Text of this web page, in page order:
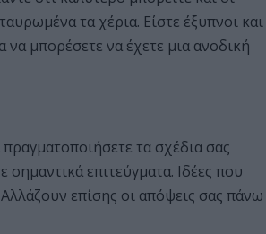
τα χέρια. Είστε έξυπνοι και
μπορέσετε να έχετε μια ανοδική
τα σχέδια σας
επιτεύγματα. Ιδέες που
επίσης οι απόψεις σας πάνω